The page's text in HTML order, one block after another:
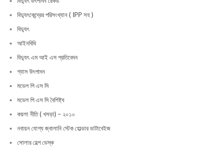
বিদ্যুৎকেন্দ্রের পরিসংখ্যান ( IPP সহ )
বিদ্যুৎ
আইনবিধি
বিদ্যুৎ এম আই এস প্রতিবেদন
গ্যাস উৎপাদন
মডেল পি এস সি
মডেল পি এস সি বৈশিষ্ট্য
কয়লা নীতি ( খসড়া) – ২০১০
নবায়ন যোগ্য জ্বালানি স্টেক হোল্ডার ডাটাবেইজ
সোলার হেল্প ডেস্ক